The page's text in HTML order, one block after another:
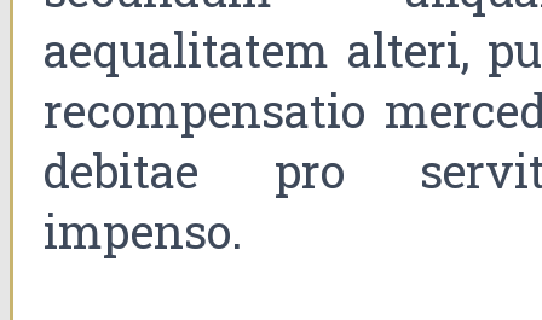
aequalitatem alteri,
recompensatio
debitae pro
impenso.